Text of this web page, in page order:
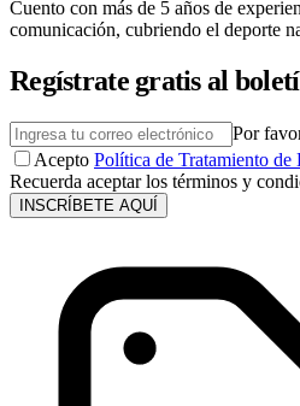
Cuento con más de 5 años de
comunicación, cubriendo el deporte
Regístrate gratis al
Por
Acepto Política de Tratamiento de
Recuerda aceptar los términos y
INSCRÍBETE AQUÍ